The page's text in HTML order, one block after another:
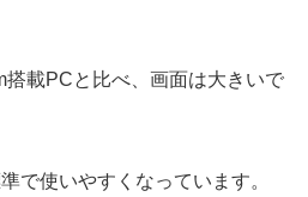
搭載PCと比べ、画面は大きいで
で使いやすくなっています。